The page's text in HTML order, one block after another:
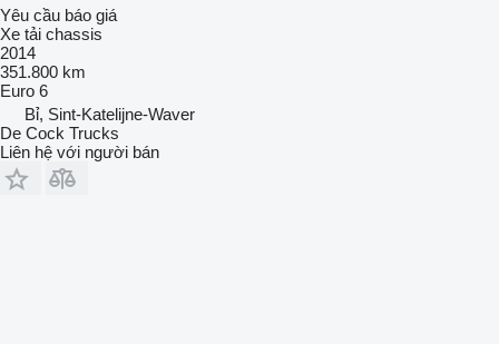
Yêu cầu báo giá
Xe tải chassis
2014
351.800 km
Euro 6
Bỉ, Sint-Katelijne-Waver
De Cock Trucks
Liên hệ với người bán